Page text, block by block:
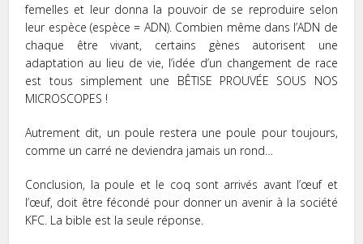
femelles et leur donna la pouvoir de se reproduire selon
leur espèce (espèce = ADN). Combien même dans l’ADN de
chaque être vivant, certains gènes autorisent une
adaptation au lieu de vie, l’idée d’un changement de race
est tous simplement une BÊTISE PROUVÉE SOUS NOS
MICROSCOPES !
Autrement dit, un poule restera une poule pour toujours,
comme un carré ne deviendra jamais un rond…
Conclusion, la poule et le coq sont arrivés avant l’œuf et
l’œuf, doit être fécondé pour donner un avenir à la société
KFC. La bible est la seule réponse.